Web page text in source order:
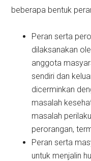
beberapa bentuk
Peran serta
dilaksanakan
anggota
sendiri dan
dicerminkan
masalah
masalah
perorangan,
Peran serta
untuk menjalin